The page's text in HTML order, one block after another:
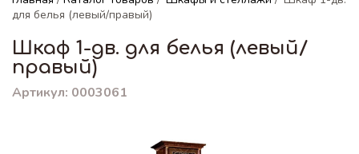
для белья (левый/правый)
Шкаф 1-дв. для белья (левый/
правый)
Артикул: 0003061
1-створчатые